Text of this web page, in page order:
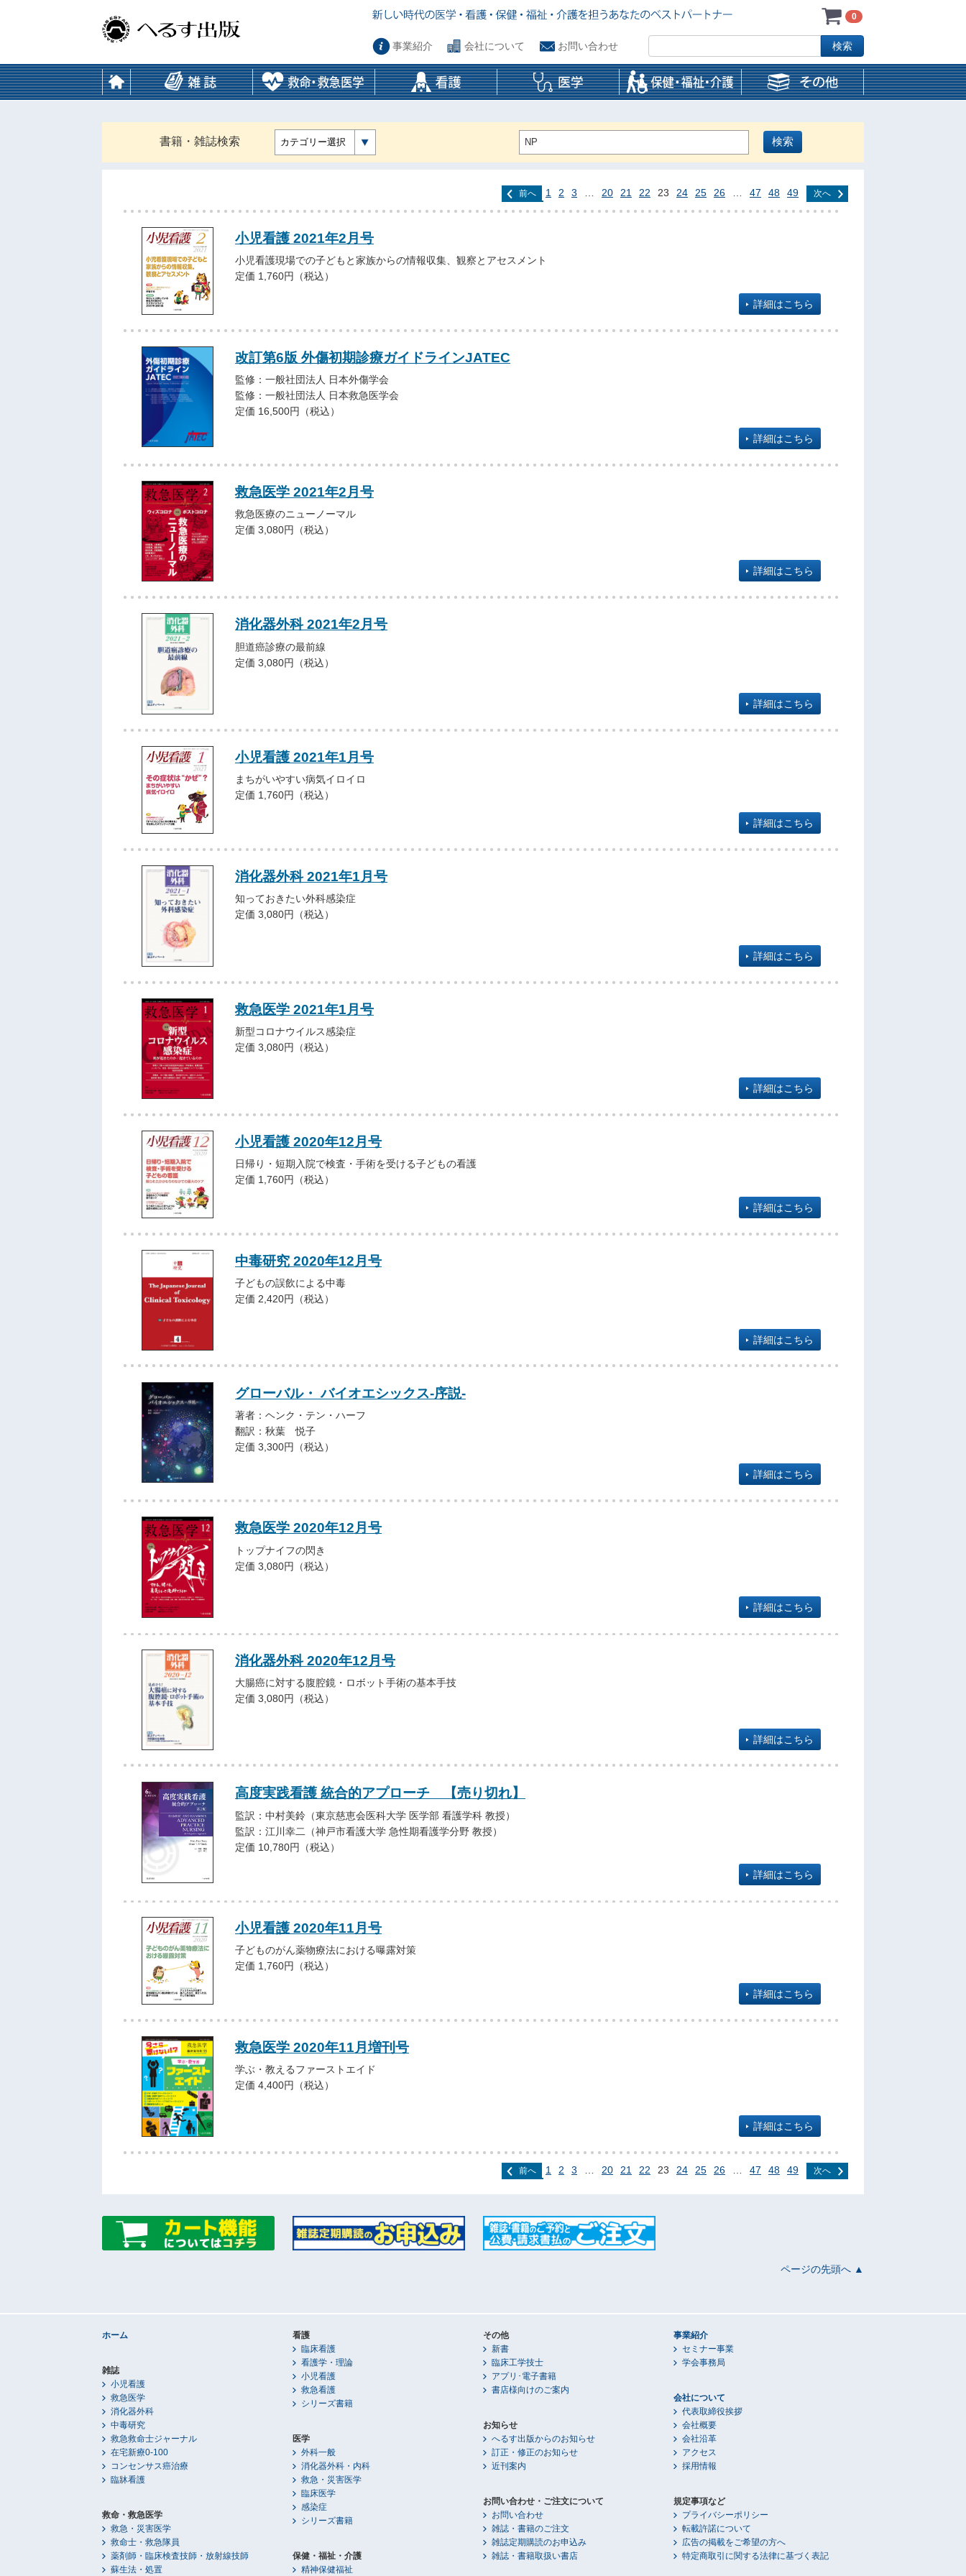
0
事業紹介 会社について お問い合わせ
書籍・雑誌検索 カテゴリー選択
前へ 1 2 3 20 21 22 23 24 25 26 47 48 49 次へ
小児看護 2021年2月号
小児看護現場での子どもと家族からの情報収集、観察とアセスメント
定価 1,760円（税込）
詳細はこちら
改訂第6版 外傷初期診療ガイドラインJATEC
監修：一般社団法人 日本外傷学会
監修：一般社団法人 日本救急医学会
定価 16,500円（税込）
詳細はこちら
救急医学 2021年2月号
救急医療のニューノーマル
定価 3,080円（税込）
詳細はこちら
消化器外科 2021年2月号
胆道癌診療の最前線
定価 3,080円（税込）
詳細はこちら
小児看護 2021年1月号
まちがいやすい病気イロイロ
定価 1,760円（税込）
詳細はこちら
消化器外科 2021年1月号
知っておきたい外科感染症
定価 3,080円（税込）
詳細はこちら
救急医学 2021年1月号
新型コロナウイルス感染症
定価 3,080円（税込）
詳細はこちら
小児看護 2020年12月号
日帰り・短期入院で検査・手術を受ける子どもの看護
定価 1,760円（税込）
詳細はこちら
中毒研究 2020年12月号
子どもの誤飲による中毒
定価 2,420円（税込）
詳細はこちら
グローバル・ バイオエシックス‐序説‐
著者：ヘンク・テン・ハーフ
翻訳：秋葉 悦子
定価 3,300円（税込）
詳細はこちら
救急医学 2020年12月号
トップナイフの閃き
定価 3,080円（税込）
詳細はこちら
消化器外科 2020年12月号
大腸癌に対する腹腔鏡・ロボット手術の基本手技
定価 3,080円（税込）
詳細はこちら
高度実践看護 統合的アプローチ 【売り切れ】
監訳：中村美鈴（東京慈恵会医科大学 医学部 看護学科 教授）
監訳：江川幸二（神戸市看護大学 急性期看護学分野 教授）
定価 10,780円（税込）
詳細はこちら
小児看護 2020年11月号
子どものがん薬物療法における曝露対策
定価 1,760円（税込）
詳細はこちら
救急医学 2020年11月増刊号
学ぶ・教えるファーストエイド
定価 4,400円（税込）
詳細はこちら
前へ 1 2 3 20 21 22 23 24 25 26 47 48 49 次へ
ページの先頭へ ▲
ホーム
雑誌
小児看護
救急医学
消化器外科
中毒研究
救急救命士ジャーナル
在宅新療0-100
コンセンサス癌治療
臨牀看護
救命・救急医学
救急・災害医学
救命士・救急隊員
薬剤師・臨床検査技師・放射線技師
蘇生法・処置
看護
臨床看護
看護学・理論
小児看護
救急看護
シリーズ書籍
医学
外科一般
消化器外科・内科
救急・災害医学
臨床医学
感染症
シリーズ書籍
保健・福祉・介護
精神保健福祉
その他
新書
臨床工学技士
アプリ･電子書籍
書店様向けのご案内
お知らせ
へるす出版からのお知らせ
訂正・修正のお知らせ
近刊案内
お問い合わせ・ご注文について
お問い合わせ
雑誌・書籍のご注文
雑誌定期購読のお申込み
雑誌・書籍取扱い書店
事業紹介
セミナー事業
学会事務局
会社について
代表取締役挨拶
会社概要
会社沿革
アクセス
採用情報
規定事項など
プライバシーポリシー
転載許諾について
広告の掲載をご希望の方へ
特定商取引に関する法律に基づく表記